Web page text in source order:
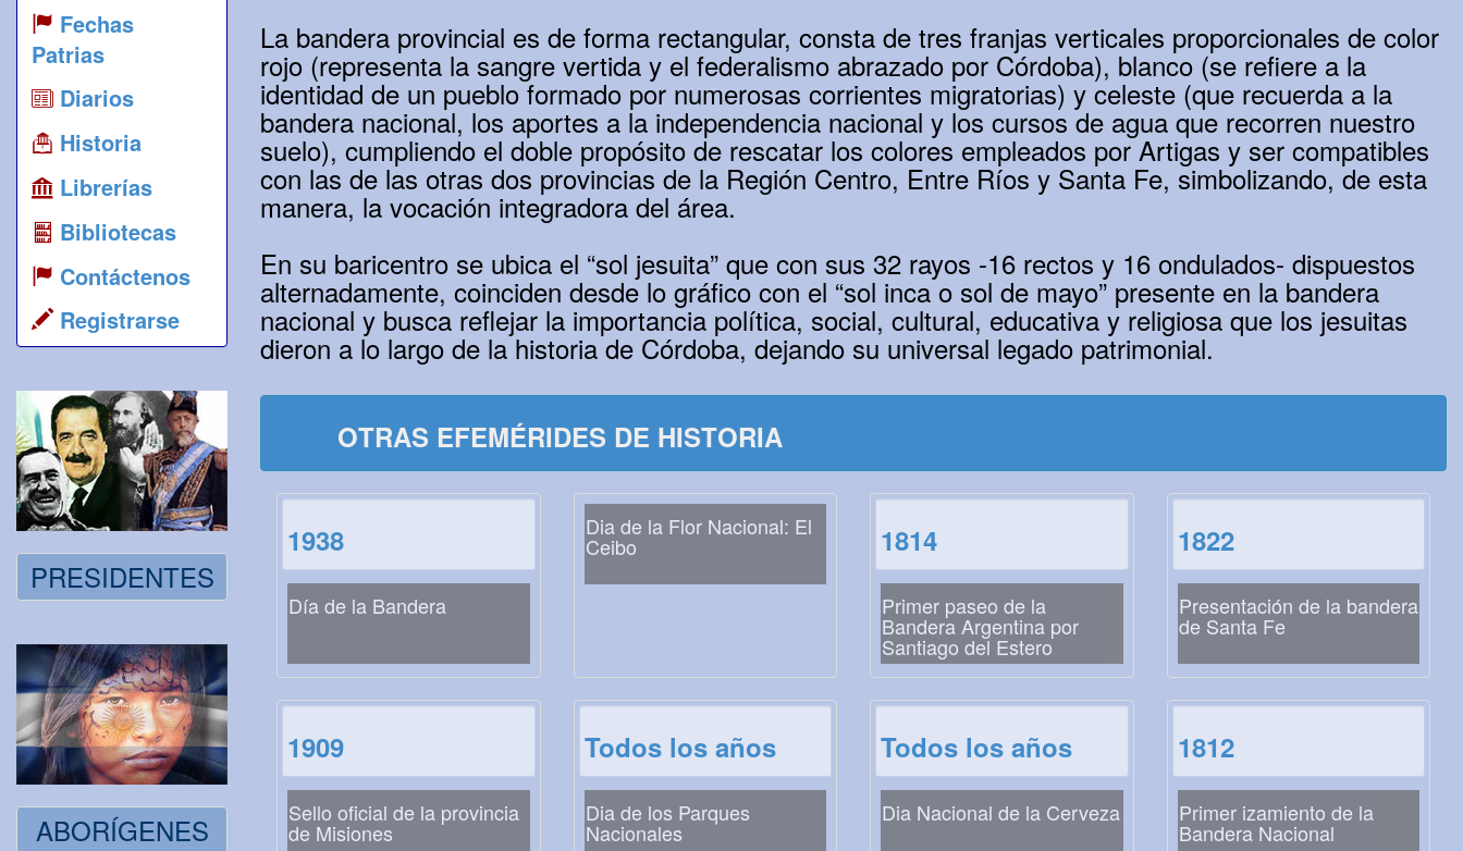
Fechas
Patrias
Diarios
Historia
Librerías
Bibliotecas
Contáctenos
Registrarse
PRESIDENTES
ABORÍGENES
La bandera provincial es de forma rectangular, consta de tres franjas verticales proporcionales de color
rojo (representa la sangre vertida y el federalismo abrazado por Córdoba), blanco (se refiere a la
identidad de un pueblo formado por numerosas corrientes migratorias) y celeste (que recuerda a la
bandera nacional, los aportes a la independencia nacional y los cursos de agua que recorren nuestro
suelo), cumpliendo el doble propósito de rescatar los colores empleados por Artigas y ser compatibles
con las de las otras dos provincias de la Región Centro, Entre Ríos y Santa Fe, simbolizando, de esta
manera, la vocación integradora del área.
En su baricentro se ubica el “sol jesuita” que con sus 32 rayos -16 rectos y 16 ondulados- dispuestos
alternadamente, coinciden desde lo gráfico con el “sol inca o sol de mayo” presente en la bandera
nacional y busca reflejar la importancia política, social, cultural, educativa y religiosa que los jesuitas
dieron a lo largo de la historia de Córdoba, dejando su universal legado patrimonial.
OTRAS EFEMÉRIDES DE HISTORIA
1938
Día de la Bandera
Dia de la Flor Nacional: El
Ceibo 1814
Primer paseo de la
Bandera Argentina por
Santiago del Estero
1822
Presentación de la bandera
de Santa Fe
1909
Sello oficial de la provincia
de Misiones
Todos los años
Dia de los Parques
Nacionales
Todos los años
Dia Nacional de la Cerveza
1812
Primer izamiento de la
Bandera Nacional